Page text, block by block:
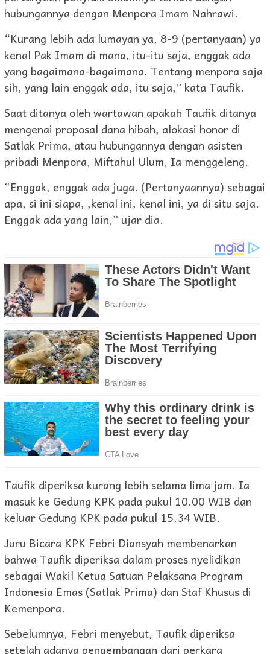
hubungannya dengan Menpora Imam Nahrawi.
“Kurang lebih ada lumayan ya, 8-9 (pertanyaan) ya
kenal Pak Imam di mana, itu-itu saja, enggak ada
yang bagaimana-bagaimana. Tentang menpora saja
sih, yang lain enggak ada, itu saja,” kata Taufik.
Saat ditanya oleh wartawan apakah Taufik ditanya
mengenai proposal dana hibah, alokasi honor di
Satlak Prima, atau hubungannya dengan asisten
pribadi Menpora, Miftahul Ulum, Ia menggeleng.
“Enggak, enggak ada juga. (Pertanyaannya) sebagai
apa, si ini siapa, ,kenal ini, kenal ini, ya di situ saja.
Enggak ada yang lain,” ujar dia.
Taufik diperiksa kurang lebih selama lima jam. Ia
masuk ke Gedung KPK pada pukul 10.00 WIB dan
keluar Gedung KPK pada pukul 15.34 WIB.
Juru Bicara KPK Febri Diansyah membenarkan
bahwa Taufik diperiksa dalam proses nyelidikan
sebagai Wakil Ketua Satuan Pelaksana Program
Indonesia Emas (Satlak Prima) dan Staf Khusus di
Kemenpora.
Sebelumnya, Febri menyebut, Taufik diperiksa
setelah adanya pengembangan dari perkara